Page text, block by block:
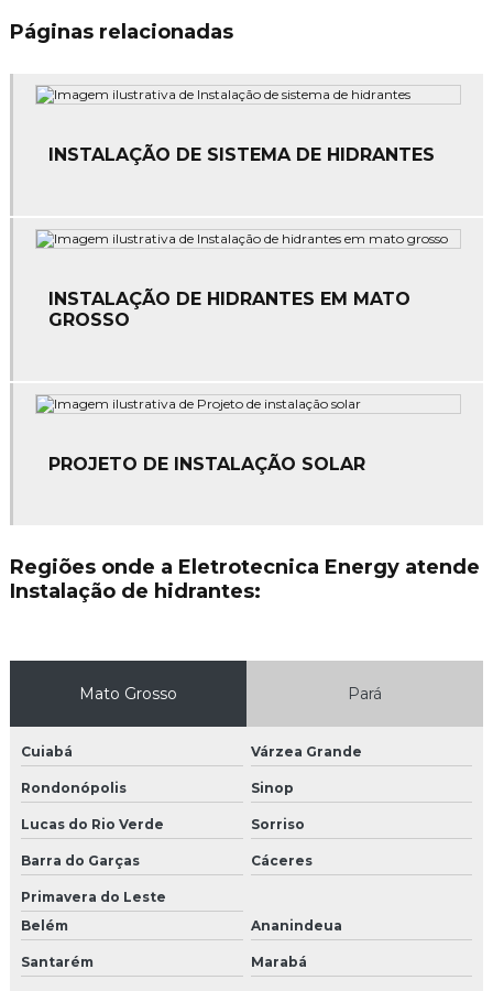
Empresa de projeto elétrico
Empresa de serviços elétricos
Empresas de instalação e manutenção elétrica
Empresas de sistema de combate a incêndio
Instalação de comando elétrico
Instalação de equipamentos de combate a incêndio
Instalação de para raios
Instalação de rede de combate a incêndio
Instalação de sistema de combate a incêndio
Instalação de sistema de hidrantes
Instalação de sistema de prevenção contra incêndio
Instalação e manutenção elétrica
Instalação e manutenção elétrica em mato grosso
Páginas relacionadas
INSTALAÇÃO DE SISTEMA DE HIDRANTES
INSTALAÇÃO DE HIDRANTES EM MATO
GROSSO
PROJETO DE INSTALAÇÃO SOLAR
Regiões onde a Eletrotecnica Energy atende
Instalação de hidrantes:
Mato Grosso Pará
Cuiabá Várzea Grande
Rondonópolis Sinop
Lucas do Rio Verde Sorriso
Barra do Garças Cáceres
Primavera do Leste
Belém
Ananindeua
Santarém Marabá